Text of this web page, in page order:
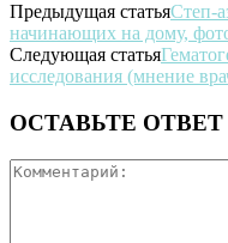
Предыдущая статьяСтеп-
начинающих на дому,
Следующая статья
исследования (мнение
ОСТАВЬТЕ ОТВЕТ